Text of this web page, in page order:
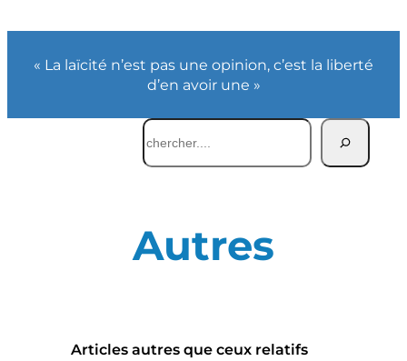
« La laïcité n’est pas une opinion, c’est la liberté
d’en avoir une »
Rechercher
Autres
Articles autres que ceux relatifs